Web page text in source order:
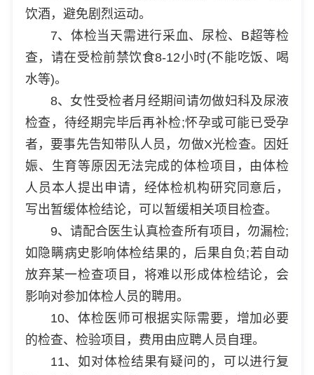
饮酒，避免剧烈运动。
7、体检当天需进行采血、尿检、B超等检
查，请在受检前禁饮食8-12小时(不能吃饭、喝
水等)。
8、女性受检者月经期间请勿做妇科及尿液
检查，待经期完毕后再补检;怀孕或可能已受孕
者，要事先告知带队人员，勿做X光检查。因妊
娠、生育等原因无法完成的体检项目，由体检
人员本人提出申请，经体检机构研究同意后，
写出暂缓体检结论，可以暂缓相关项目检查。
9、请配合医生认真检查所有项目，勿漏检;
如隐瞒病史影响体检结果的，后果自负;若自动
放弃某一检查项目，将难以形成体检结论，会
影响对参加体检人员的聘用。
10、体检医师可根据实际需要，增加必要
的检查、检验项目，费用由应聘人员自理。
11、如对体检结果有疑问的，可以进行复